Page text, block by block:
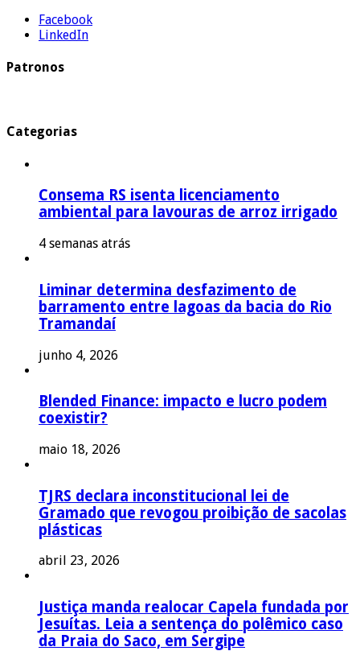
Facebook
LinkedIn
Patronos
Categorias
Consema RS isenta licenciamento
ambiental para lavouras de arroz irrigado
4 semanas atrás
Liminar determina desfazimento de
barramento entre lagoas da bacia do Rio
Tramandaí
junho 4, 2026
Blended Finance: impacto e lucro podem
coexistir?
maio 18, 2026
TJRS declara inconstitucional lei de
Gramado que revogou proibição de sacolas
plásticas
abril 23, 2026
Justiça manda realocar Capela fundada por
Jesuítas. Leia a sentença do polêmico caso
da Praia do Saco, em Sergipe